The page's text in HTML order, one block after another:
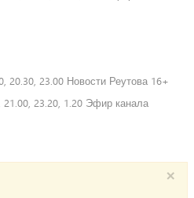
20.30, 23.00 Новости Реутова 16+
21.00, 23.20, 1.20 Эфир канала
×